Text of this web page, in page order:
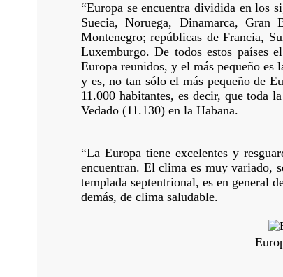
“Europa se encuentra dividida en los
Suecia, Noruega, Dinamarca,
Montenegro; repúblicas de Francia,
Luxemburgo. De todos estos países
Europa reunidos, y el más pequeño es
y es, no tan sólo el más pequeño de
11.000 habitantes, es decir, que toda
Vedado (11.130) en la Habana.
“La Europa tiene excelentes y
encuentran. El clima es muy variado,
templada septentrional, es en general
demás, de clima saludable.